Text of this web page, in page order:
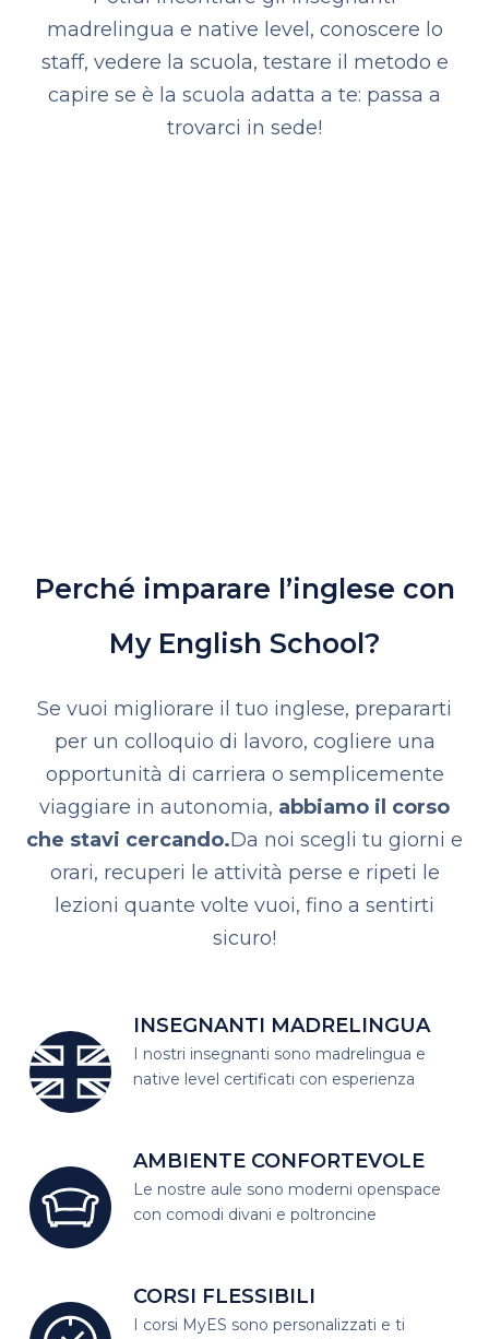
madrelingua e native level, conoscere lo
staff, vedere la scuola, testare il metodo e
capire se è la scuola adatta a te: passa a
trovarci in sede!
Perché imparare l’inglese con
My English School?
Se vuoi migliorare il tuo inglese, prepararti
per un colloquio di lavoro, cogliere una
opportunità di carriera o semplicemente
viaggiare in autonomia, abbiamo il corso
che stavi cercando.Da noi scegli tu giorni e
orari, recuperi le attività perse e ripeti le
lezioni quante volte vuoi, fino a sentirti
sicuro!
INSEGNANTI MADRELINGUA
I nostri insegnanti sono madrelingua e
native level certificati con esperienza
AMBIENTE CONFORTEVOLE
Le nostre aule sono moderni openspace
con comodi divani e poltroncine
CORSI FLESSIBILI
I corsi MyES sono personalizzati eti